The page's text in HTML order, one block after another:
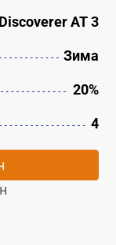
Discoverer AT 3
Зима
20%
4